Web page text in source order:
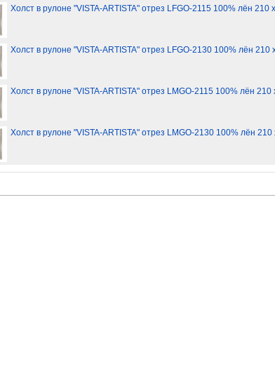
Холст в рулоне "VISTA-ARTISTA" отрез LFGO-2115 100% лён 210
Холст в рулоне "VISTA-ARTISTA" отрез LFGO-2130 100% лён 210
Холст в рулоне "VISTA-ARTISTA" отрез LMGO-2115 100% лён 210
Холст в рулоне "VISTA-ARTISTA" отрез LMGO-2130 100% лён 210